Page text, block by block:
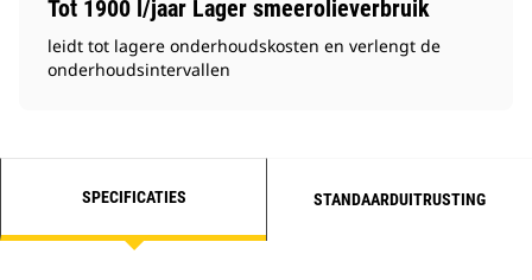
Tot 1900 l/jaar Lager smeerolieverbruik
leidt tot lagere onderhoudskosten en verlengt de
onderhoudsintervallen
SPECIFICATIES STANDAARDUITRUSTING